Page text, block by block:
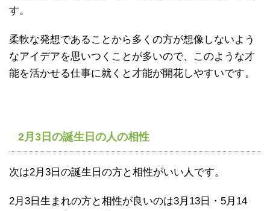
す。
柔軟な発想であることから多くの方が想像しないよう
なアイデアを思いつくことが多いので、このような才
能を活かせる仕事に就くと才能が開花しやすいです。
2月3日の誕生日の人の相性
次は2月3日の誕生日の方と相性がいい人です。
2月3日生まれの方と相性が良いのは3月13日・5月14